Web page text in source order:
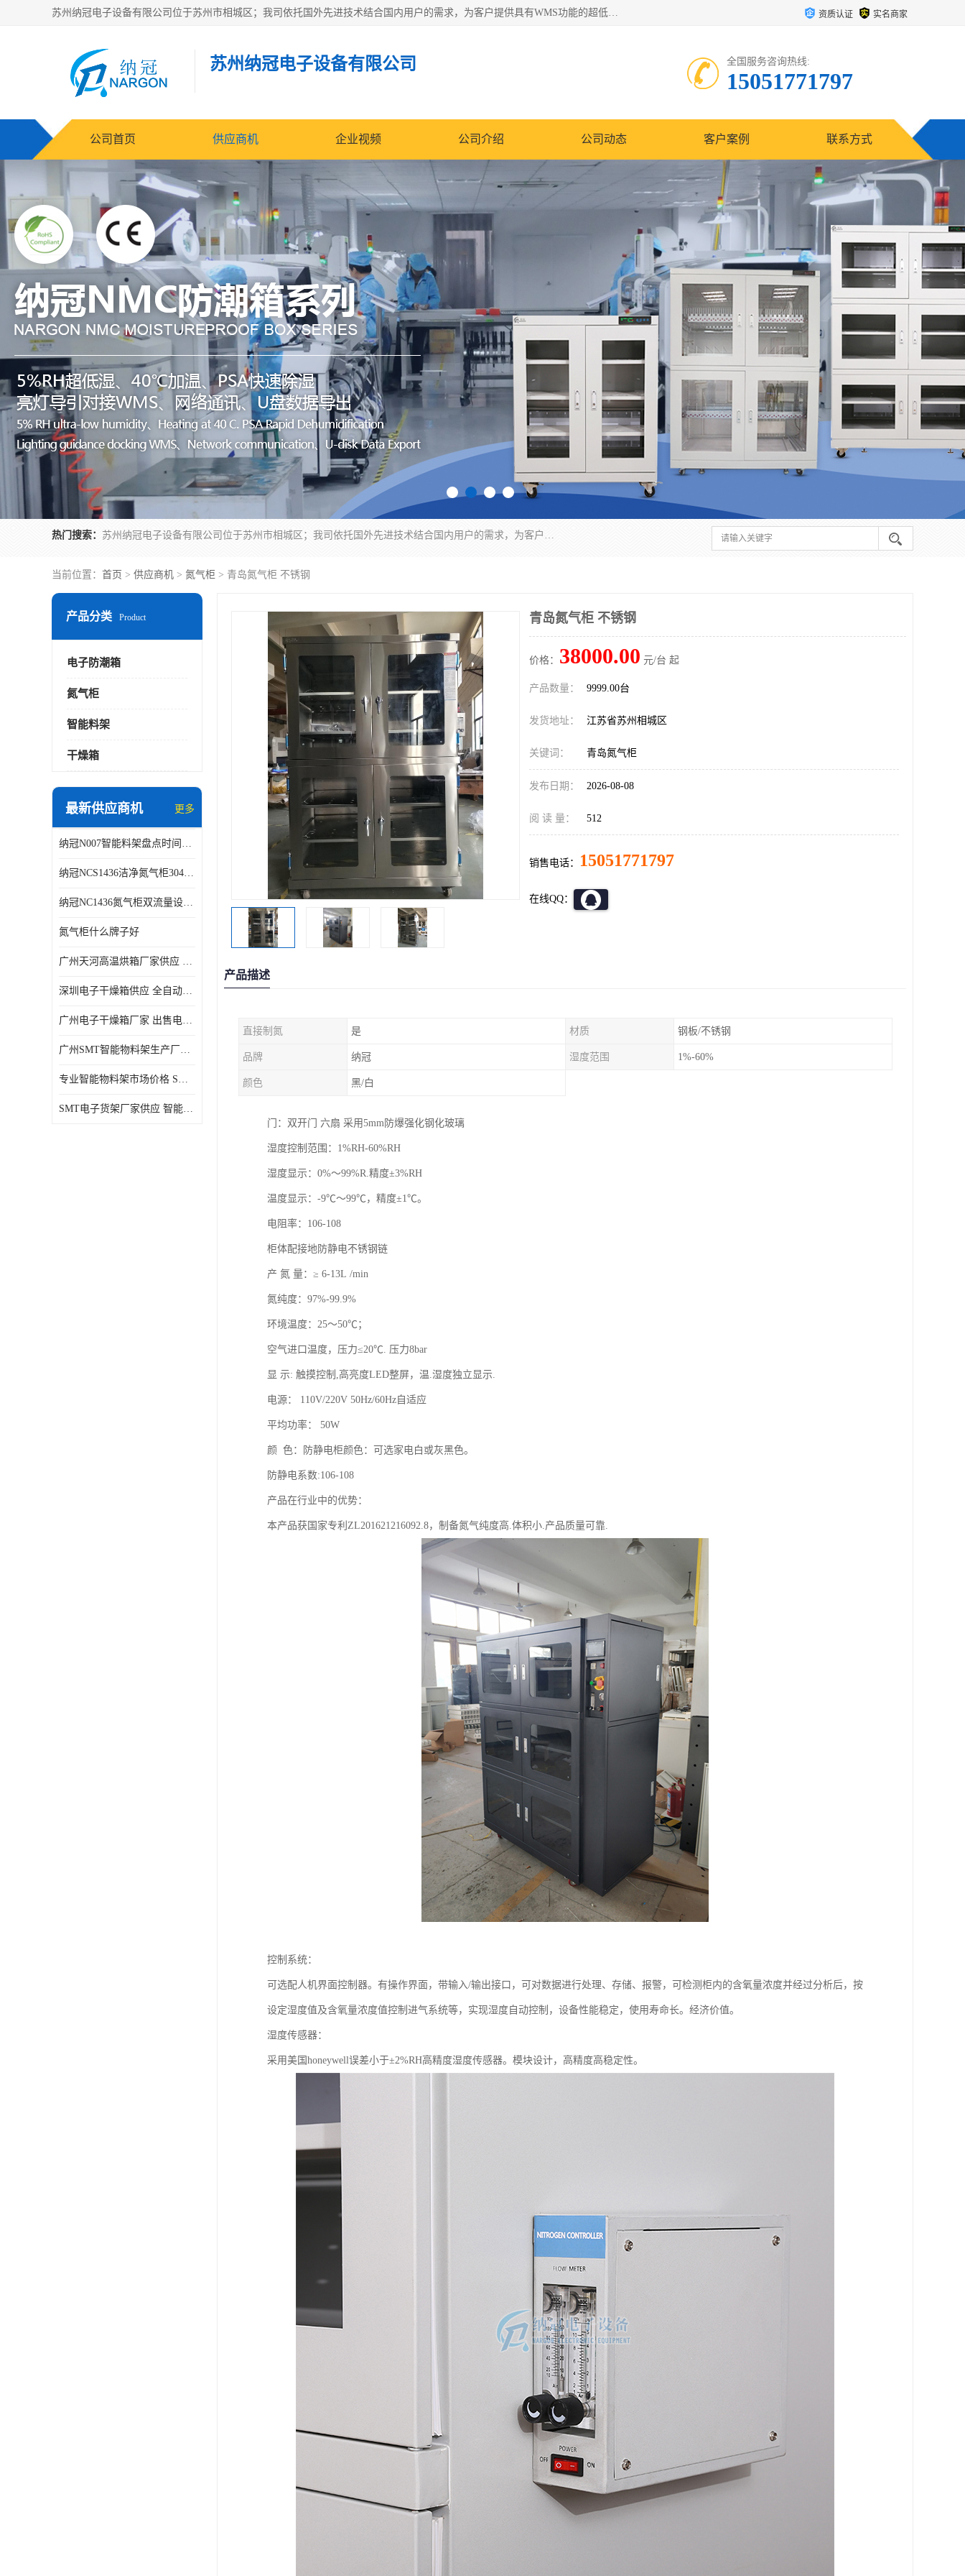
苏州纳冠电子设备有限公司位于苏州市相城区；我司依托国外先进技术结合国内用户的需求，为客户提供具有WMS功能的超低湿快速除湿电子防潮，压缩空气连续干燥柜、智能物料管理氮气储物柜、自制氮氮气柜、防潮氮气组合柜、不锈钢洁净氮气柜、洁净储物柜、石墨舟柜、亮灯导引丝网板存储柜、PCB柔性板气密干燥柜等 资质认证 实名商家
苏州纳冠电子设备有限公司 全国服务咨询热线:
15051771797
公司首页 供应商机 企业视频 公司介绍 公司动态 客户案例 联系方式
热门搜索： 苏州纳冠电子设备有限公司位于苏州市相城区；我司依托国外先进技术结合国内用户的需求，为客户提供具有WMS功能的超低湿快速除湿电子防潮，压缩空气连续干燥柜、智能物料管理氮气储物柜、自制氮氮气柜、防潮氮气组合柜、不锈钢洁净氮气柜、洁净储物柜、石墨舟柜、亮灯导引丝网板存储柜、PCB柔性板气密干燥柜等
当前位置： 首页 > 供应商机 > 氮气柜 > 青岛氮气柜 不锈钢
产品分类 Product
电子防潮箱
氮气柜
智能料架
干燥箱
最新供应商机 更多
纳冠N007智能料架盘点时间可从2天减少到约2个小时
纳冠NCS1436洁净氮气柜304不锈钢洁净车间用
纳冠NC1436氮气柜双流量设计节约氮气
氮气柜什么牌子好
广州天河高温烘箱厂家供应 智能高温烘箱非标定制价格
深圳电子干燥箱供应 全自动恒温干燥箱厂家批发
广州电子干燥箱厂家 出售电子干燥箱优惠供应价格
广州SMT智能物料架生产厂家 智能物料架设计定制
专业智能物料架市场价格 SMT智能物料架供应厂家
SMT电子货架厂家供应 智能电子货架现货直销
青岛氮气柜 不锈钢
价格： 38000.00 元/台 起
产品数量： 9999.00台
发货地址： 江苏省苏州相城区
关键词： 青岛氮气柜
发布日期： 2026-08-08
阅 读 量： 512
销售电话： 15051771797
在线QQ：
产品描述
直接制氮 是 材质 钢板/不锈钢
品牌 纳冠 湿度范围 1%-60%
颜色 黑/白
门：双开门 六扇 采用5mm防爆强化钢化玻璃
湿度控制范围：1%RH-60%RH
湿度显示：0%～99%R.精度±3%RH
温度显示：-9℃～99℃，精度±1℃。
电阻率：106-108
柜体配接地防静电不锈钢链
产 氮 量：≥ 6-13L /min
氮纯度：97%-99.9%
环境温度：25～50℃；
空气进口温度，压力≤20℃. 压力8bar
显 示: 触摸控制,高亮度LED整屏，温.湿度独立显示.
电源： 110V/220V 50Hz/60Hz自适应
平均功率： 50W
颜 色：防静电柜颜色：可选家电白或灰黑色。
防静电系数:106-108
产品在行业中的优势：
本产品获国家专利ZL201621216092.8，制备氮气纯度高.体积小.产品质量可靠.
控制系统：
可选配人机界面控制器。有操作界面，带输入/输出接口，可对数据进行处理、存储、报警，可检测柜内的含氧量浓度并经过分析后，按
设定湿度值及含氧量浓度值控制进气系统等，实现湿度自动控制，设备性能稳定，使用寿命长。经济价值。
湿度传感器：
采用美国honeywell误差小于±2%RH高精度湿度传感器。模块设计，高精度高稳定性。